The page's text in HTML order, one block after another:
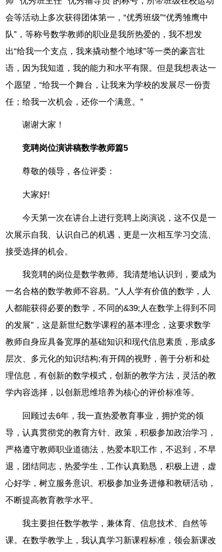
会等活动上多次获得团体第一，“优秀班级”“优秀雏鹰中
队”，等称号数学教师的职业是我所热爱的，我不想发
出“给我一个支点，我来撬动整个地球”等一类的豪言壮
语，因为我知道，我的能力和水平有限。但是我想表达一
个愿望，“给我一个舞台，让我来为学校的发展尽一份责
任；给我一次机会，还你一个满意。”
谢谢大家！
竞聘岗位演讲稿数学教师篇5
尊敬的领导，各位评委：
大家好!
今天第一次在讲台上进行竞聘上岗演说，这不仅是一
次展示自我、认识自己的机遇，更是一次相互学习交流、
接受选择的机会。
我竞聘的岗位是数学教师。我清楚地认识到，要成为
一名合格的数学教师不容易。"人人学有价值的数学，人
人都能获得必要的数学，不同的&39;人在数学上得到不同
的发展"，这是新世纪数学课程的基本理念，这要求数学
教师自身应具备宽厚的基础知识和现代信息素质，形成多
层次、多元化的知识结构;有开阔的视野，善于分析和处
理信息，有创新的数学模式，创新的教学方法，灵活的教
学内容选择，以创新思维培养为核心的评价标准等。
回顾过去6年，我一直热爱教育事业，拥护党的领
导，认真贯彻党的教育方针、政策，积极参加政治学习，
严格遵守教师职业道德法，热爱本职工作，不迟到，不早
退，团结同志，热爱学生，工作认真勤恳，积极上进，虚
心好学，树立服务意识。积极参加业务进修和教研活动，
不断提高教育教学水平。
我主要担任数学教学，兼体育、信息技术、自然等
课。在数学教学上，我认真学习新课程标准，领会新课改